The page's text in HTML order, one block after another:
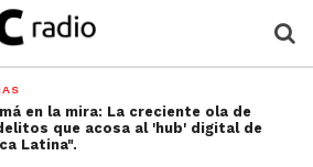
en la mira: La creciente ola de
que acosa al 'hub' digital de
Latina".